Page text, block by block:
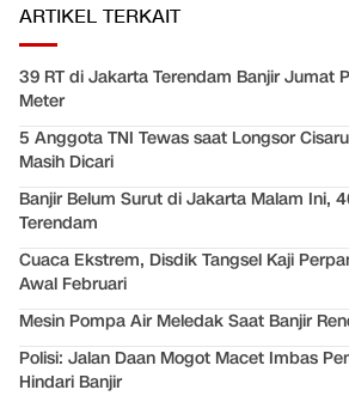
ARTIKEL TERKAIT
39 RT di Jakarta Terendam Banjir Jumat
Meter
5 Anggota TNI Tewas saat Longsor
Masih Dicari
Banjir Belum Surut di Jakarta Malam Ini,
Terendam
Cuaca Ekstrem, Disdik Tangsel Kaji
Awal Februari
Mesin Pompa Air Meledak Saat Banjir
Polisi: Jalan Daan Mogot Macet Imbas
Hindari Banjir